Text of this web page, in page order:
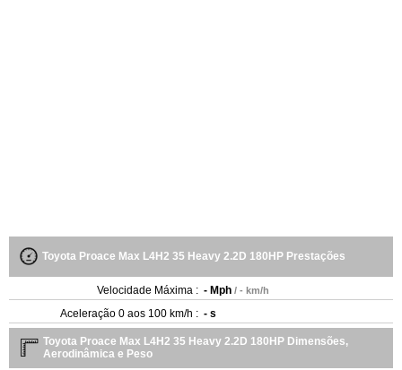
Toyota Proace Max L4H2 35 Heavy 2.2D 180HP Prestações
Velocidade Máxima : - Mph / - km/h
Aceleração 0 aos 100 km/h : - s
Toyota Proace Max L4H2 35 Heavy 2.2D 180HP Dimensões,
Aerodinâmica e Peso